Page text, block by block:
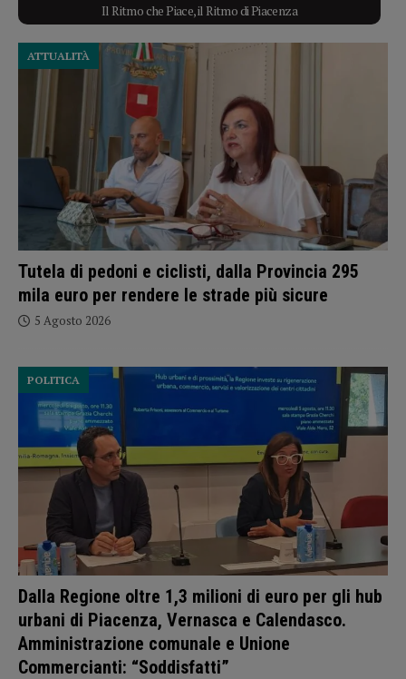
Il Ritmo che Piace, il Ritmo di Piacenza
Tutela di pedoni e ciclisti, dalla Provincia 295
mila euro per rendere le strade più sicure
ATTUALITÀ
5 Agosto 2026
Dalla Regione oltre 1,3 milioni di euro per gli hub
urbani di Piacenza, Vernasca e Calendasco.
Amministrazione comunale e Unione
Commercianti: “Soddisfatti”
POLITICA